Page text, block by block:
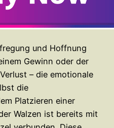
und Hoffnung
Gewinn oder der
– die emotionale
die
Platzieren einer
Walzen ist bereits mit